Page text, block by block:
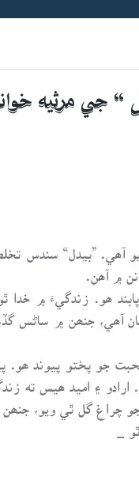
جي مرثيه
آھي. ”بيدل“
۾ آھن.
جو پابند ھو. زندگيءَ
آھي، جنھن ۾ ساڻس
جو پختو پيوند ھو.
۽ اميد ھيس ته
گل ٿي ويو، جنھن
_